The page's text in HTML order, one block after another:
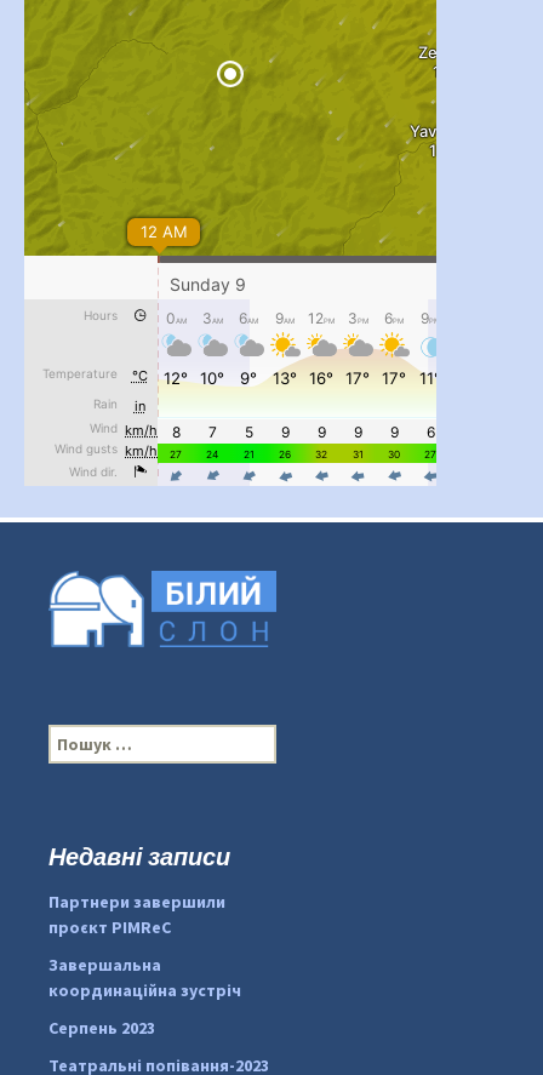
#PipIvanToday...
pimrec_project
#PipIvanToday
pimrec_project
П
о
:Недавні записи
Партнери завершили
проєкт PIMReC
Завершальна
координаційна зустріч
Серпень 2023
Театральні попівання-2023